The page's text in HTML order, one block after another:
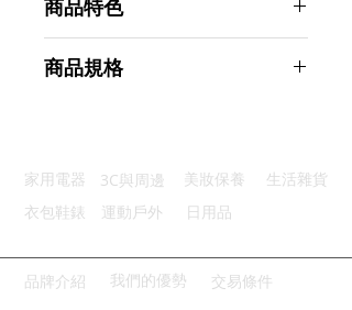
商品特色
均勻導熱：平底設計導熱均勻
商品規格
主要材質：碳鋼
商品尺寸：36*36*1cm
產地名稱：中國大陸
代理商：亞桓有限公司
家用電器 3C與周邊 美妝保養
生活雜貨
衣包鞋錶
運動戶外 日用品
品牌介紹 我們的優勢 交易條件